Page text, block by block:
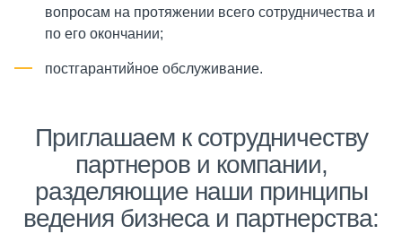
вопросам на протяжении всего сотрудничества и
по его окончании;
постгарантийное обслуживание.
Приглашаем к сотрудничеству
партнеров и компании,
разделяющие наши принципы
ведения бизнеса и партнерства: